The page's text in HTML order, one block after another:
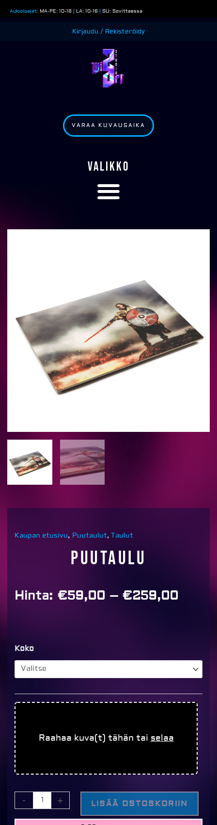
sisältöön
Aukioloajat: MA-PE: 10-18 | LA: 10-16 | SU: Sovittaessa
Kirjaudu / Rekisteröidy
VARAA KUVAUSAIKA
VALIKKO
Kaupan etusivu, Puutaulut, Taulut
Puutaulu
Hinta: €59,00 – €259,00
Koko
Raahaa kuva(t) tähän tai selaa
-
Puutaulu
määrä
+ LISÄÄ OSTOSKORIIN